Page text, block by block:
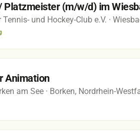
Platzmeister (m/w/d) im
und Hockey-Club e.V. ·
Animation
am See · Borken, Nordrhein-